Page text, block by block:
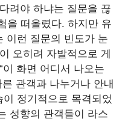
려야 하냐는 질문을 끊
을 떠올렸다. 하지만 유
이런 질문의 빈도가 눈
오히려 자발적으로 게
화면 어디서 나오는
관객과 나누거나 안내
정기적으로 목격되었
성향의 관객들이 라스